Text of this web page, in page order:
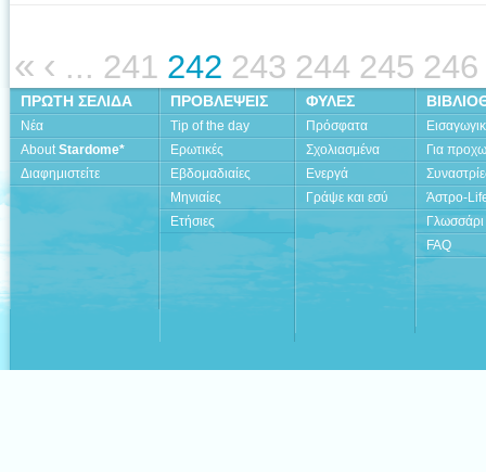
« ‹ ... 241 242 243 244 245 246
ΠΡΩΤΗ ΣΕΛΙΔΑ
Νέα
AboutStardome*
Διαφημιστείτε
ΠΡΟΒΛΕΨΕΙΣ
Tip of the day
Ερωτικές
Εβδομαδιαίες
Μηνιαίες
Ετήσιες
ΦΥΛΕΣ
Πρόσφατα
Σχολιασμένα
Ενεργά
Γράψε και εσύ
Για
Άστρο-
Γλωσσάρι
FAQ